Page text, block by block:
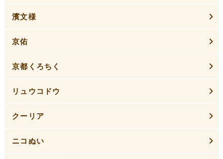
濱文様
京佑
京都くろちく
リュウコドウ
クーリア
ニコぬい